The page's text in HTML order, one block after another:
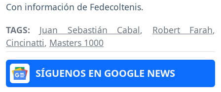
Con información de Fedecoltenis.
TAGS: Juan Sebastián Cabal, Robert Farah,
Cincinatti, Masters 1000
SÍGUENOS EN GOOGLE NEWS